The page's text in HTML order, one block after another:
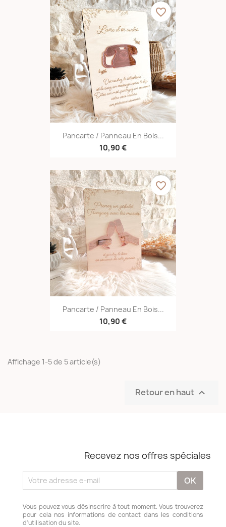
Pancarte / Panneau En Bois...
10,90 €
favorite_border
Pancarte / Panneau En Bois...
10,90 €
favorite_border
Affichage 1-5 de 5 article(s)
Retour en haut 
Recevez nos offres spéciales
Vous pouvez vous désinscrire à tout moment. Vous trouverez
pour cela nos informations de contact dans les conditions
d'utilisation du site.